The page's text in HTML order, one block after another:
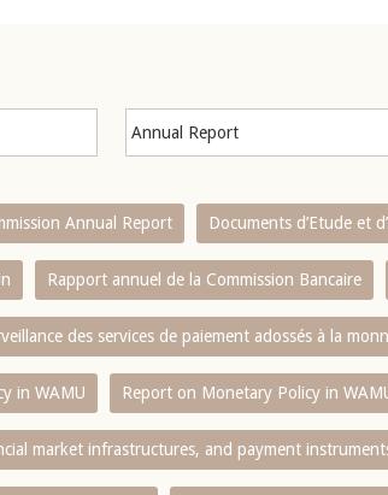
Annual Report Documents d’Etude et
Rapport annuel de la Commission Bancaire
des services de paiement adossés à la
in WAMU Report on Monetary Policy in
market infrastructures, and payment